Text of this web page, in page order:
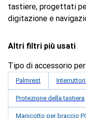
tastiere, progettati
digitazione e
Altri filtri più usati
Tipo di accessorio
Palmrest
Protezione della tastiera
Manicotto per braccio